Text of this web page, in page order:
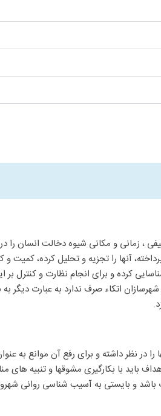
، زمانی و مکانی شیوه دخالت
آنها را تجزیه و تحلیل کرده،
کرده و برای انجام نظارت و کنترل
اتکاء صرف ندارد به عبارت دیگر
نظر داشته و برای رفع آن موانع به
باید با بکارگیری مشوقها و تنبیه
و بایستی به آسیب شناسی روانی